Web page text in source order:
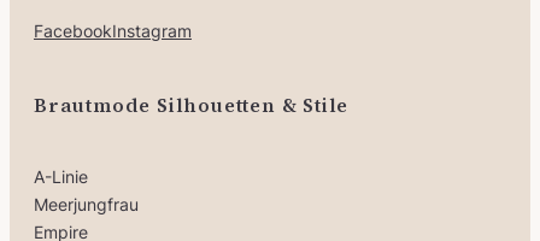
FacebookInstagram
Brautmode Silhouetten & Stile
A-Linie
Meerjungfrau
Empire